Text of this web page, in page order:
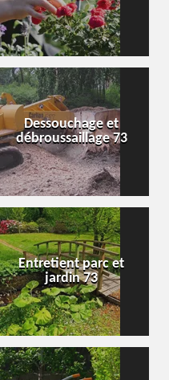
Dessouchage et
débroussaillage 73
Entretient parc et
jardin 73